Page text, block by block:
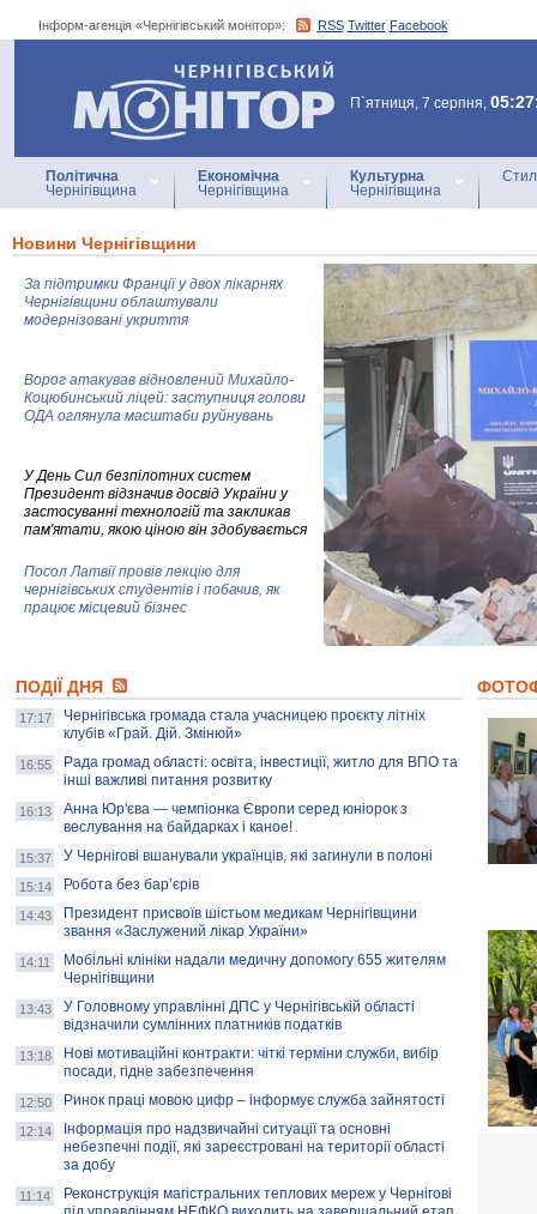
Інформ-агенція «Чернігівський монітор»: RSS Twitter Facebook
Інформ-агенція
«Чернігівський монітор»
П`ятниця, 7 серпня,
Політична
Чернігівщина
Економічна
Чернігівщина
Культурна
Чернігівщина
Новини Чернігівщини
За підтримки Франції у двох лікарнях
Чернігівщини облаштували
модернізовані укриття
Ворог атакував відновлений Михайло-
Коцюбинський ліцей: заступниця голови
ОДА оглянула масштаби руйнувань
У День Сил безпілотних систем
Президент відзначив досвід України у
застосуванні технологій та закликав
пам'ятати, якою ціною він здобувається
Посол Латвії провів лекцію для
чернігівських студентів і побачив, як
працює місцевий бізнес
колекцію про війну, емоції та тварин
AB InBev Efes Україна підтримала
навчальний проєкт "Молодіжна бізнес-
школа", спрямований на розвиток
підприємництва у Чернігівській області
Золота тварина: видання Forbes
написало про чернігівця Патрона: хто і
скільки на ньому заробляє? І куди
витрачають?
ПОДІЇ ДНЯ
17:17
Чернігівська громада стала учасницею проєкту літніх
клубів «Грай. Дій. Змінюй»
16:55
Рада громад області: освіта, інвестиції, житло для ВПО та
інші важливі питання розвитку
16:13
Анна Юр'єва — чемпіонка Європи серед юніорок з
веслування на байдарках і каное!
15:37 У Чернігові вшанували українців, які загинули в полоні
15:14 Робота без бар’єрів
14:43
Президент присвоїв шістьом медикам Чернігівщини
звання «Заслужений лікар України»
14:11
Мобільні клініки надали медичну допомогу 655 жителям
Чернігівщини
13:43
У Головному управлінні ДПС у Чернігівській області
відзначили сумлінних платників податків
13:18
Нові мотиваційні контракти: чіткі терміни служби, вибір
посади, гідне забезпечення
12:50 Ринок праці мовою цифр – інформує служба зайнятості
12:14
Інформація про надзвичайні ситуації та основні
небезпечні події, які зареєстровані на території області
за добу
11:14
Реконструкція магістральних теплових мереж у Чернігові